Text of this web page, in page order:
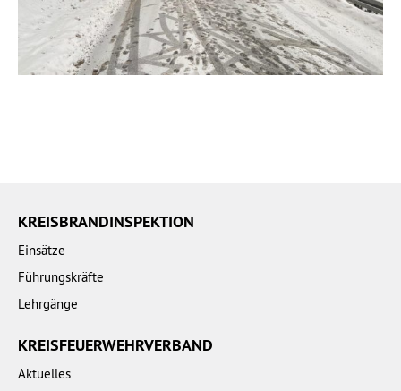
KREISBRANDINSPEKTION
Einsätze
Führungskräfte
Lehrgänge
KREISFEUERWEHRVERBAND
Aktuelles